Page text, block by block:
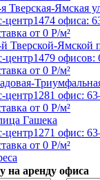
Тверская-Ямская
центр1474 офиса:
от 0 Р/м²
Тверской-Ямской
центр1479
от 0 Р/м²
центр1281 офис:
от 0 Р/м²
Гашека
центр1271 офис:
от 0 Р/м²
на аренду офиса